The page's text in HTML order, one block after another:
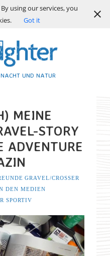
UND NATUR
MEINE
STORY
ADVENTURE
GRAVEL/CROSSER
DEN MEDIEN
SPORTIV
using our services, you
Got it